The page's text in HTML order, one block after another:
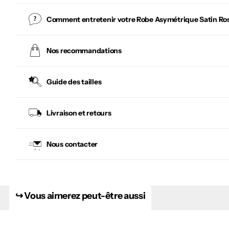
Comment entretenir votreRobe Asymétrique Satin
Nos recommandations
Guide des tailles
Livraison et retours
Nous contacter
↪︎ Vous aimerez peut-être aussi